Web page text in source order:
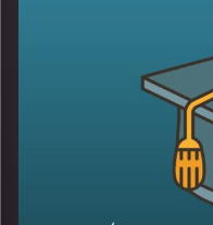
של אקדמיקס התארחה
במעבדה
יחד שוחחנו על מה
עליה, על
שהם מעוררים בנו.